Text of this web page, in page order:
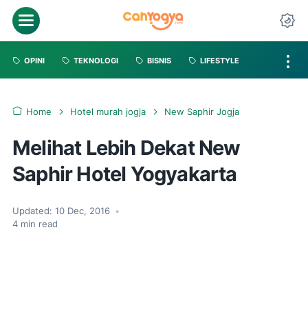
OPINI TEKNOLOGI BISNIS LIFESTYLE
Home Hotel murah jogja New Saphir Jogja
Melihat Lebih Dekat New
Saphir Hotel Yogyakarta
Updated: 10 Dec, 2016 •
4 min read